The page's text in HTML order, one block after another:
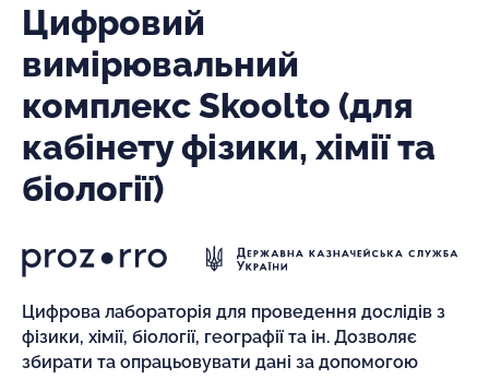
Цифровий
вимірювальний
комплекс Skoolto (для
кабінету фізики, хімії та
біології)
Цифрова лабораторія для проведення дослідів з
фізики, хімії, біології, географії та ін. Дозволяє
збирати та опрацьовувати дані за допомогою